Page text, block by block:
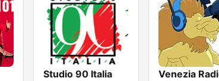
Studio 90 Italia Venezia